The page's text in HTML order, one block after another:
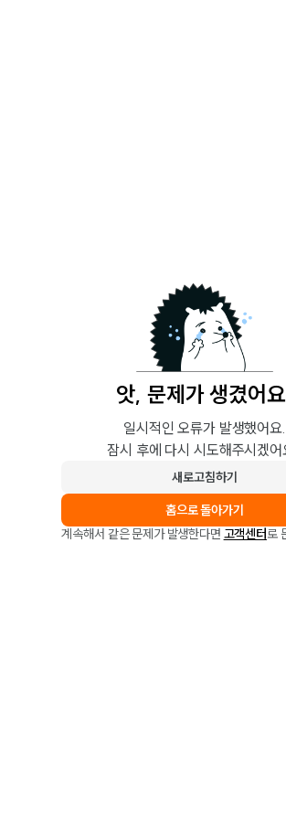
앗, 문제가 생겼어
일시적인 오류가 발생했어요.
잠시 후에 다시 시도해주시겠어
새로고침하기
홈으로 돌아가기
계속해서 같은 문제가 발생한다면 고객센터로